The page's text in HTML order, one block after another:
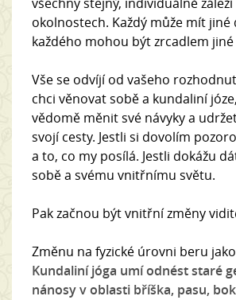
všechny stejný, individuálně
okolnostech. Každý může mít jiné
každého mohou být zrcadlem
Vše se odvíjí od vašeho
chci věnovat sobě a kundaliní
vědomě měnit své návyky a
svojí cesty. Jestli si dovolím
a to, co my posílá. Jestli dokážu
sobě a svému vnitřnímu světu.
Pak začnou být vnitřní změny
Změnu na fyzické úrovni beru
Kundaliní jóga umí odnést staré
nánosy v oblasti bříška, pasu,